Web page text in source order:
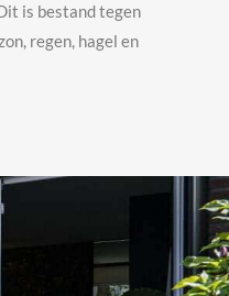
is bestand tegen
regen, hagel en